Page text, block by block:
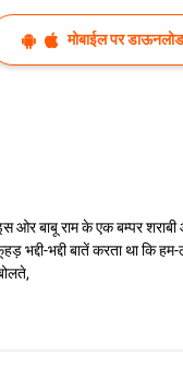
मोबाईल पर
इस ओर बाबू राम के एक बम्पर
भद्दी-भद्दी बातें करता था कि